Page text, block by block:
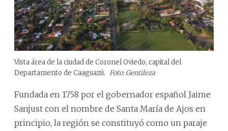
Vista área de la ciudad de Coronel Oviedo, capital del
Departamento de Caaguazú. Foto: Gentileza
Fundada en 1758 por el gobernador español Jaime
Sanjust con el nombre de Santa María de Ajos en
principio, la región se constituyó como un paraje